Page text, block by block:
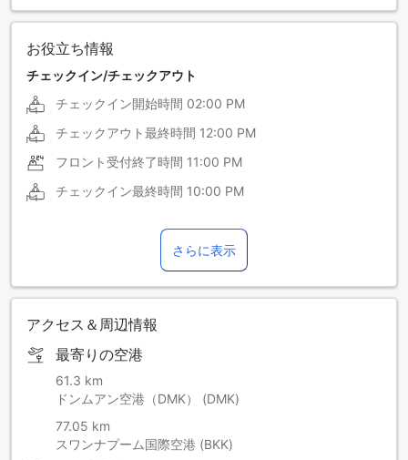
お役立ち情報
チェックイン/チェックアウト
チェックイン開始時間 02:00 PM
チェックアウト最終時間 12:00 PM
フロント受付終了時間 11:00 PM
チェックイン最終時間 10:00 PM
さらに表示
アクセス＆周辺情報
最寄りの空港
61.3 km
ドンムアン空港（DMK） (DMK)
77.05 km
スワンナプーム国際空港 (BKK)